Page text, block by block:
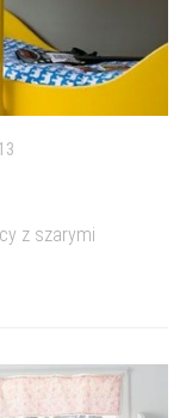
z szarymi